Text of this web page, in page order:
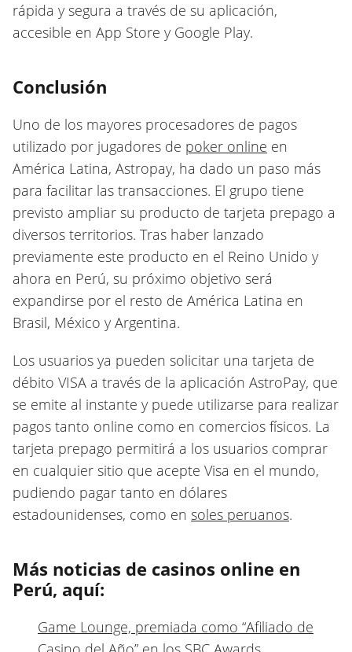
rápida y segura a través de su aplicación,
accesible en App Store y Google Play.
Conclusión
Uno de los mayores procesadores de pagos
utilizado por jugadores de poker online en
América Latina, Astropay, ha dado un paso más
para facilitar las transacciones. El grupo tiene
previsto ampliar su producto de tarjeta prepago a
diversos territorios. Tras haber lanzado
previamente este producto en el Reino Unido y
ahora en Perú, su próximo objetivo será
expandirse por el resto de América Latina en
Brasil, México y Argentina.
Los usuarios ya pueden solicitar una tarjeta de
débito VISA a través de la aplicación AstroPay, que
se emite al instante y puede utilizarse para realizar
pagos tanto online como en comercios físicos. La
tarjeta prepago permitirá a los usuarios comprar
en cualquier sitio que acepte Visa en el mundo,
pudiendo pagar tanto en dólares
estadounidenses, como en soles peruanos.
Más noticias de casinos online en
Perú, aquí:
Game Lounge, premiada como “Afiliado de